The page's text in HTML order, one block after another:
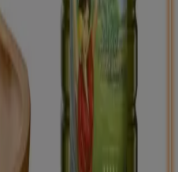
México
Brasil
United States
Perú
Portugal
Norge
Österreich
South Africa
Canada
한국
Belgique
România
Maroc
Magyarország